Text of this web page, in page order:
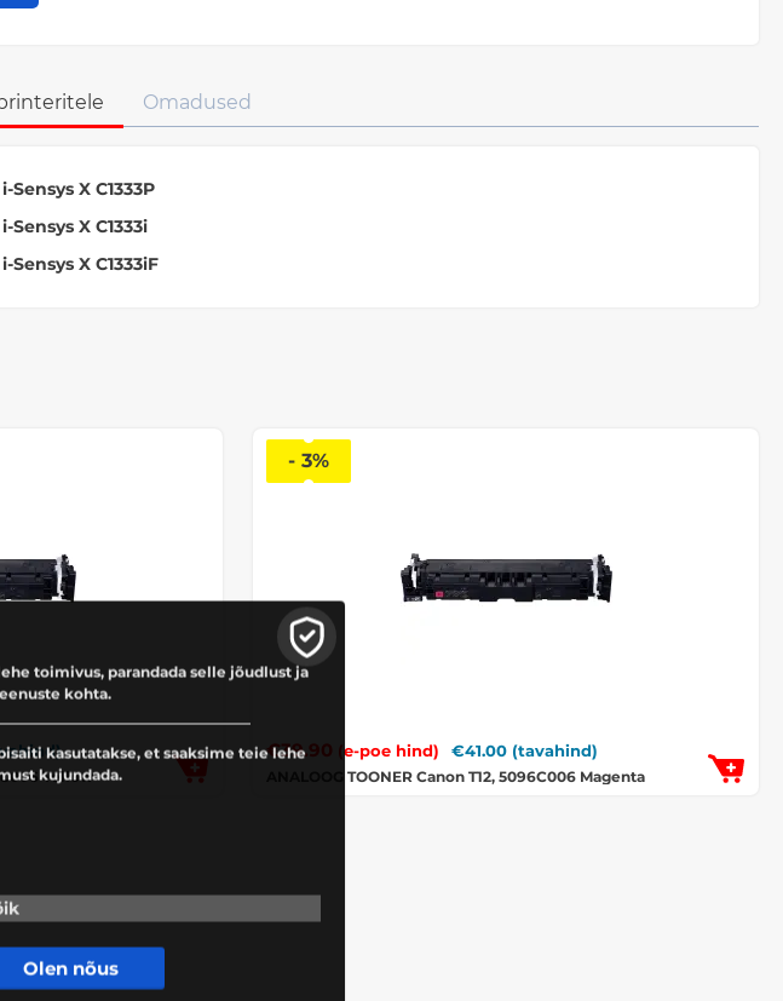
Omadused
Sensys X C1333P
Sensys X C1333i
Sensys X C1333iF
Yellow
- 3%
€39.90 (e-poe hind) €41.00 (tavahind)
ANALOOG TOONER Canon T12, 5096C006 Magenta
toimivus, parandada selle jõudlust ja
kohta.
kasutatakse, et saaksime teie lehe
kujundada.
Olen nõus